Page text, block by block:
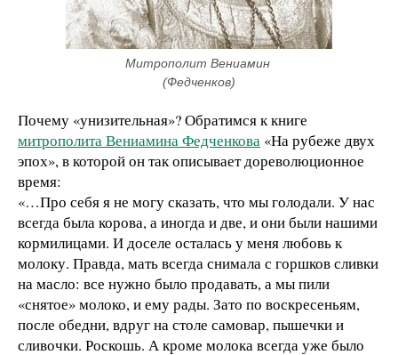
Митрополит Вениамин
(Федченков)
Почему «унизительная»? Обратимся к книге
митрополита Вениамина Федченкова «На рубеже двух
эпох», в которой он так описывает дореволюционное
время:
«…Про себя я не могу сказать, что мы голодали. У нас
всегда была корова, а иногда и две, и они были нашими
кормилицами. И доселе осталась у меня любовь к
молоку. Правда, мать всегда снимала с горшков сливки
на масло: все нужно было продавать, а мы пили
«снятое» молоко, и ему рады. Зато по воскресеньям,
после обедни, вдруг на столе самовар, пышечки и
сливочки. Роскошь. А кроме молока всегда уже было